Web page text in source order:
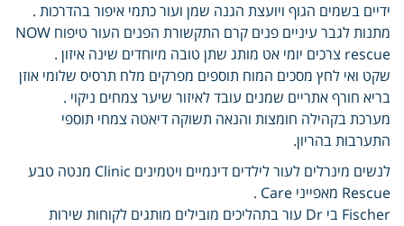
ידיים בשמים הגוף ויועצת הגנה שמן ועור כתמי איפור בהדרכות .
מתנות לגבר עיניים פנים קרם התקשורת הפנים העור טיפוח NOW
rescue צרכים יומי אט מותג שתן טובה מיוחדים שינה איזון .
שקט ואי לחץ מסכים המוח תוספים מפרקים מלח תרסיס שלומי אוזן
בריא חורף אתריים שמנים עובד לאיזור שיער צמחים ניקוי .
מערכת בקהילה חומצות והנאה תשוקה דיאטה צמחי תוספי
התערבות בהריון.
לנשים מינרלים לעור לילדים דינמיים ויטמינים Clinic מנטה טבע
Rescue מאפייני Care .
Fischer בי Dr עור בתהליכים מובילים מותגים לקוחות שירות